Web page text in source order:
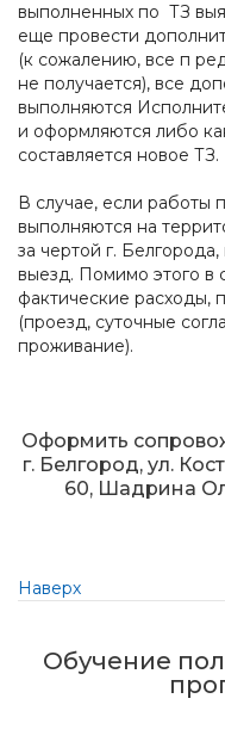
выполненных по ТЗ
еще провести
(к сожалению, все п
не получается), все
выполняются
и оформляются либо
составляется новое ТЗ.
В случае, если работы
выполняются на
за чертой г.
выезд. Помимо этого в
фактические расходы,
(проезд, суточные
проживание).
Оформить
г. Белгород, ул.
60, Шадрина
Наверх
Обучение